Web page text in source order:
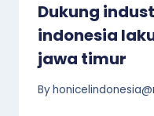
Dukung
indonesia
jawa timur
By